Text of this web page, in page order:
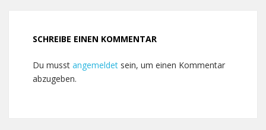
SCHREIBE EINEN KOMMENTAR
Du musst angemeldet sein, um einen Kommentar
abzugeben.